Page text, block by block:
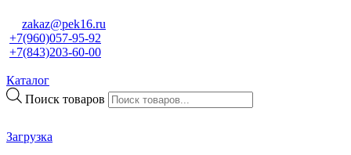
zakaz@pek16.ru
+7(960)057-95-92
+7(843)203-60-00
Каталог
Поиск товаров
Загрузка